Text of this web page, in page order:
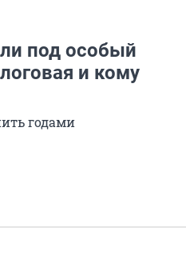
под особый
и кому
годами